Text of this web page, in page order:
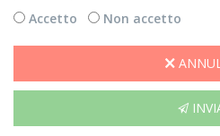
Accetto
Non accetto